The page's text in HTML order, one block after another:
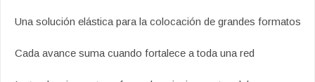
Una solución elástica para la colocación de grandes formatos
Cada avance suma cuando fortalece a toda una red